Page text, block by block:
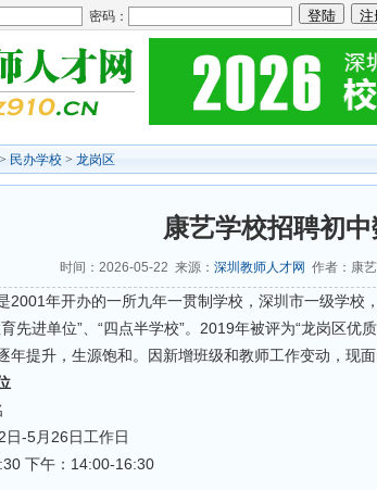
密码：
> 民办学校 > 龙岗区
康艺学校招聘初
时间：2026-05-22 来源： 深圳教师人才网 作者：康
2001年开办的一所九年一贯制学校，深圳市一级学校
先进单位”、“四点半学校”。2019年被评为“龙岗区
年提升，生源饱和。因新增班级和教师工作变动，现面
日-5月26日工作日
下午：14:00-16:30